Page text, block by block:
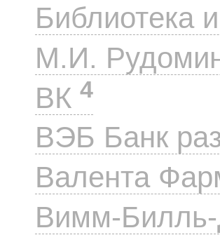
Библиотека
М.И.
ВК 4
ВЭБ Банк
Валента
Вимм-